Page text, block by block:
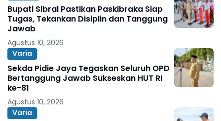
Bupati Sibral Pastikan Paskibraka Siap
Tugas, Tekankan Disiplin dan Tanggung
Jawab
Agustus 10, 2026
Varia
Sekda Pidie Jaya Tegaskan Seluruh OPD
Bertanggung Jawab Sukseskan HUT RI
ke-81
Agustus 10, 2026
Varia